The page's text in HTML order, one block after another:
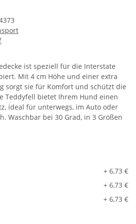
ist speziell für die Interstate
Mit 4 cm Höhe und einer extra
sorgt sie für Komfort und schützt die
Teddyfell bietet Ihrem Hund einen
ideal für unterwegs, im Auto oder
Waschbar bei 30 Grad, in 3 Größen
+ 6,73 €
+ 6,73 €
+ 6,73 €